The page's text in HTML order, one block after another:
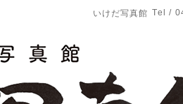
いけだ写真館 Tel /